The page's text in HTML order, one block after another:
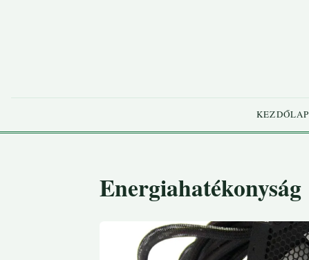
KEZDŐLAP
Energiahatékonyság